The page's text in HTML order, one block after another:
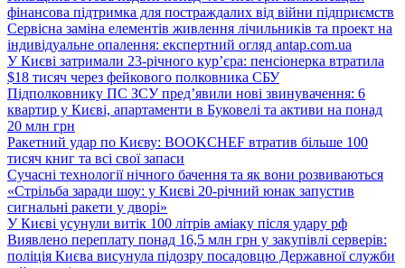
фінансова підтримка для постраждалих від війни підприємств
Сервісна заміна елементів живлення лічильників та проект на
індивідуальне опалення: експертний огляд antap.com.ua
У Києві затримали 23-річного кур’єра: пенсіонерка втратила
$18 тисяч через фейкового полковника СБУ
Підполковнику ПС ЗСУ пред’явили нові звинувачення: 6
квартир у Києві, апартаменти в Буковелі та активи на понад
20 млн грн
Ракетний удар по Києву: BOOKCHEF втратив більше 100
тисяч книг та всі свої запаси
Сучасні технології нічного бачення та як вони розвиваються
«Стрільба заради шоу: у Києві 20-річний юнак запустив
сигнальні ракети у дворі»
У Києві усунули витік 100 літрів аміаку після удару рф
Виявлено переплату понад 16,5 млн грн у закупівлі серверів:
поліція Києва висунула підозру посадовцю Державної служби